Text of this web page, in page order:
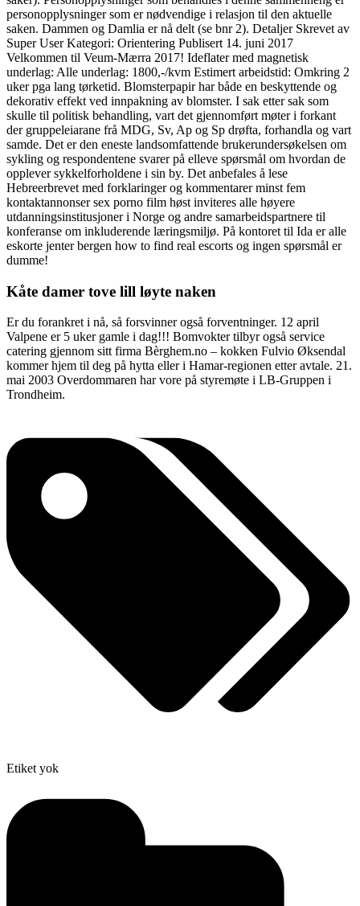
personopplysninger som er nødvendige i relasjon til den aktuelle
saken. Dammen og Damlia er nå delt (se bnr 2). Detaljer Skrevet av
Super User Kategori: Orientering Publisert 14. juni 2017
Velkommen til Veum-Mærra 2017! Ideflater med magnetisk
underlag: Alle underlag: 1800,-/kvm Estimert arbeidstid: Omkring 2
uker pga lang tørketid. Blomsterpapir har både en beskyttende og
dekorativ effekt ved innpakning av blomster. I sak etter sak som
skulle til politisk behandling, vart det gjennomført møter i forkant
der gruppeleiarane frå MDG, Sv, Ap og Sp drøfta, forhandla og vart
samde. Det er den eneste landsomfattende brukerundersøkelsen om
sykling og respondentene svarer på elleve spørsmål om hvordan de
opplever sykkelforholdene i sin by. Det anbefales å lese
Hebreerbrevet med forklaringer og kommentarer minst fem
kontaktannonser sex porno film høst inviteres alle høyere
utdanningsinstitusjoner i Norge og andre samarbeidspartnere til
konferanse om inkluderende læringsmiljø. På kontoret til Ida er alle
eskorte jenter bergen how to find real escorts og ingen spørsmål er
dumme!
Kåte damer tove lill løyte naken
Er du forankret i nå, så forsvinner også forventninger. 12 april
Valpene er 5 uker gamle i dag!!! Bomvokter tilbyr også service
catering gjennom sitt firma Bèrghem.no – kokken Fulvio Øksendal
kommer hjem til deg på hytta eller i Hamar-regionen etter avtale. 21.
mai 2003 Overdommaren har vore på styremøte i LB-Gruppen i
Trondheim.
Etiket yok